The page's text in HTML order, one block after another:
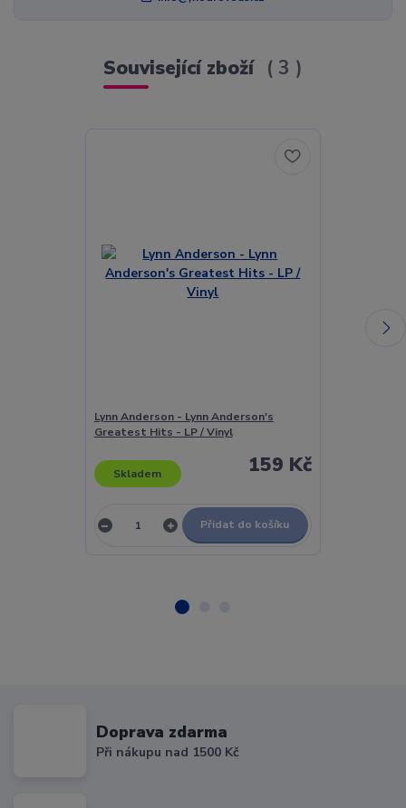
Související zboží 3
Lynn Anderson - Lynn Anderson's
Greatest Hits - LP / Vinyl
159 Kč
Skladem
Přidat do košíku
Doprava zdarma
Při nákupu nad 1500 Kč